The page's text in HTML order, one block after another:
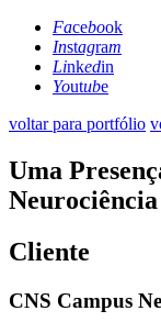
Facebook
Instagram
Linkedin
Youtube
voltar para portfólio
Uma
Neurociência
Cliente
CNS Campus